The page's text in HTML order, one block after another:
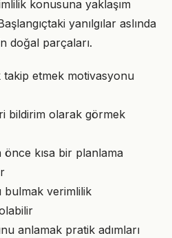
konusuna yaklaşım
yanılgılar aslında
doğal parçaları.
etmek motivasyonu
bildirim olarak görmek
kısa bir planlama
bulmak verimlilik
anlamak pratik adımları